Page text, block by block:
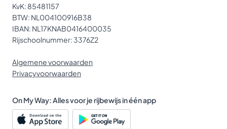
KvK: 85481157
BTW: NL004100916B38
IBAN: NL17KNAB0416400035
Rijschoolnummer: 3376Z2
Algemene voorwaarden
Privacyvoorwaarden
On My Way: Alles voor je rijbewijs in één app